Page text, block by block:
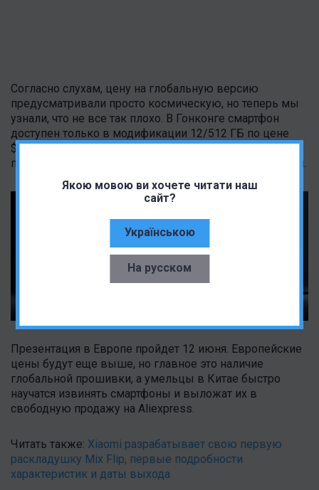
Якою мовою ви хочете читати наш
сайт?
Українською
На русском
Согласно слухам, цену на глобальную версию
предусматривали просто космическую, но теперь мы
узнали, что не все так плохо. В Гонконге смартфон
доступен только в модификации 12/512 ГБ по цене
$1145. С 8 июня Xiaomi 13 Ultra доступен для
предварительного заказа, а продажи начнутся 13 июня.
Презентация в Европе пройдет 12 июня. Европейские
цены будут еще выше, но главное это наличие
глобальной прошивки, а умельцы в Китае быстро
научатся извинять смартфоны и выложат их в
свободную продажу на Aliexpress.
Читать также: Xiaomi разрабатывает свою первую
раскладушку Mix Flip, первые подробности
характеристик и даты выхода